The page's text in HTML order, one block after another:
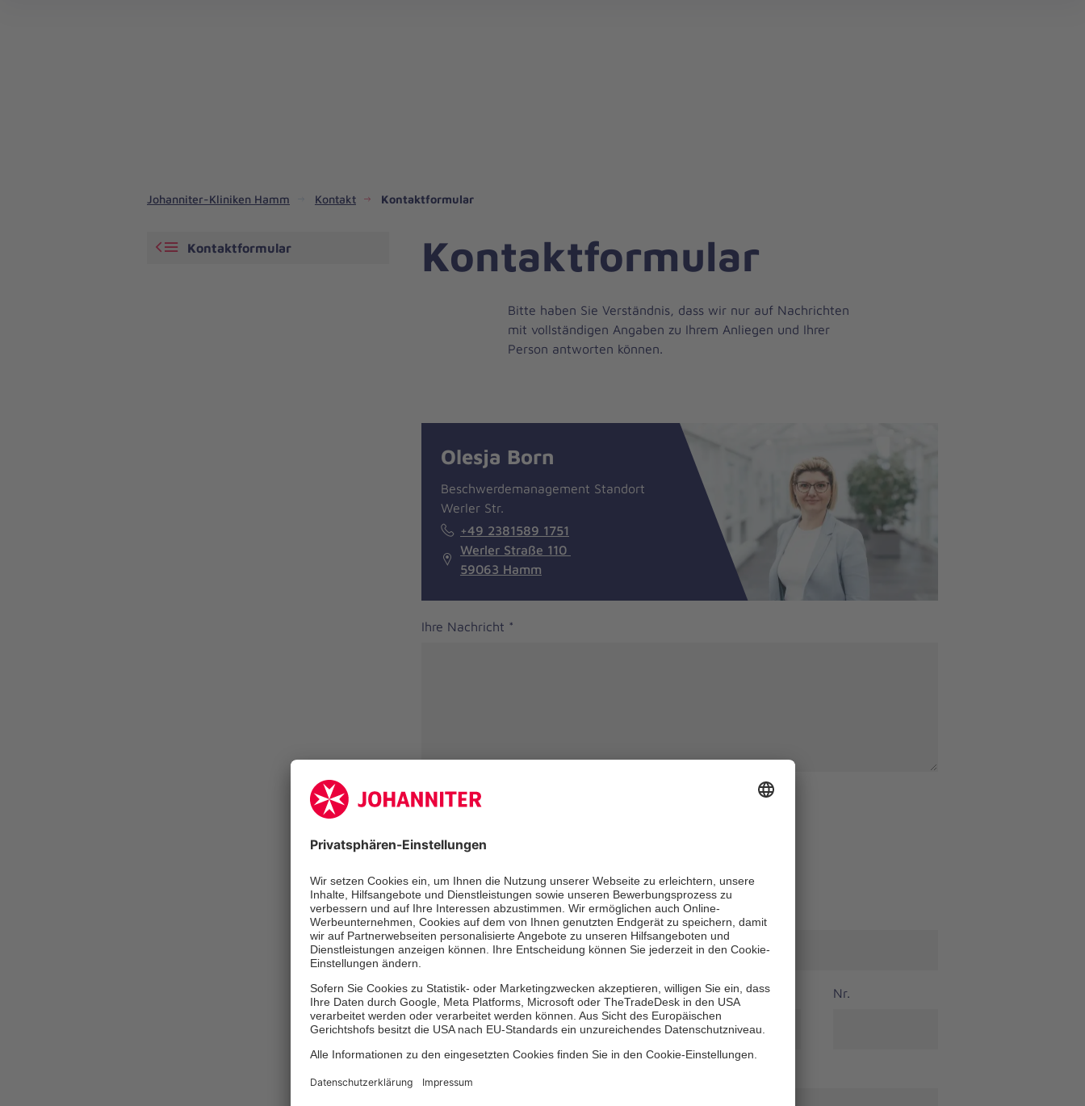
Johanniter-Kliniken Hamm Kontakt Kontaktformular
Kontaktformular
Bitte haben Sie Verständnis, dass wir nur auf Nachrichten
mit vollständigen Angaben zu Ihrem Anliegen und Ihrer
Person antworten können.
Olesja Born
Beschwerdemanagement Standort
Werler Str.
+49 2381589 1751
Werler Straße 110
59063 Hamm
Ihre Nachricht *
Anrede
Frau
Divers
Ihr Vorname* Ihr Nachname
Straße Nr.
Kontaktformular